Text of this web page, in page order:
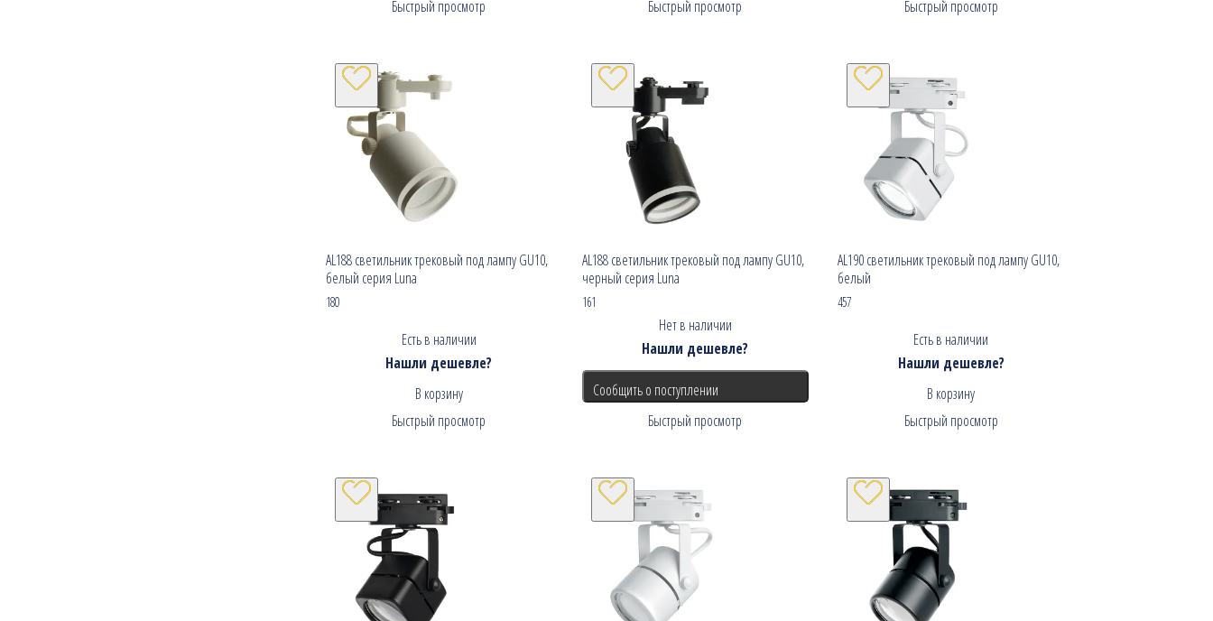
Быстрый просмотр
Быстрый просмотр
Быстрый просмотр
AL188 светильник трековый под лампу GU10,
белый серия Luna
180
Есть в наличии
Нашли дешевле?
В корзину
Быстрый просмотр
AL188 светильник трековый под лампу GU10,
черный серия Luna
161
Нет в наличии
Нашли дешевле?
Сообщить о поступлении
Быстрый просмотр
AL190 светильник трековый под лампу GU10,
белый
457
Есть в наличии
Нашли дешевле?
В корзину
Быстрый просмотр